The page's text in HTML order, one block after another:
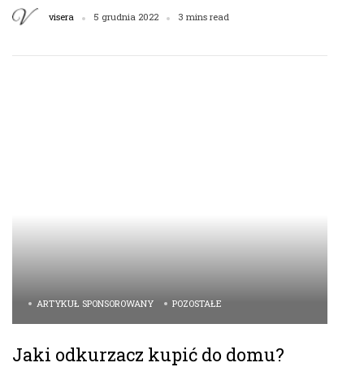
visera 5 grudnia 2022 3 mins read
ARTYKUŁ SPONSOROWANY POZOSTAŁE
Jaki odkurzacz kupić do domu?